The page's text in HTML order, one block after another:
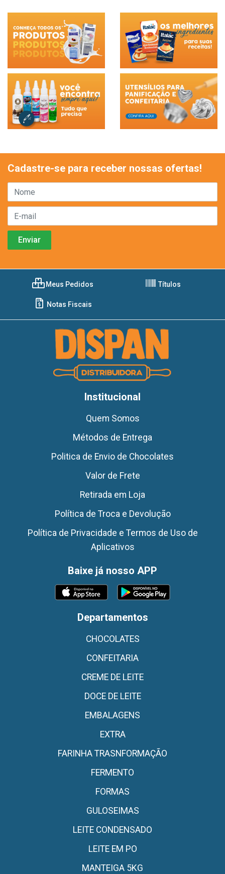
Cadastre-se para receber nossas ofertas!
Meus Pedidos Títulos
Notas Fiscais
Institucional
Quem Somos
Métodos de Entrega
Politica de Envio de Chocolates
Valor de Frete
Retirada em Loja
Política de Troca e Devolução
Política de Privacidade e Termos de Uso de
Aplicativos
Baixe já nosso APP
Departamentos
CHOCOLATES
CONFEITARIA
CREME DE LEITE
DOCE DE LEITE
EMBALAGENS
EXTRA
FARINHA TRASNFORMAÇÃO
FERMENTO
FORMAS
GULOSEIMAS
LEITE CONDENSADO
LEITE EM PO
MANTEIGA 5KG